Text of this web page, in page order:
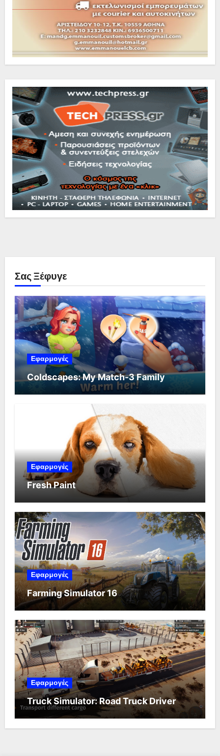
Σας Ξέφυγε
Εφαρμογές
Coldscapes: My Match-3 Family
Εφαρμογές
Fresh Paint
Εφαρμογές
Farming Simulator 16
Εφαρμογές
Truck Simulator: Road Truck Driver